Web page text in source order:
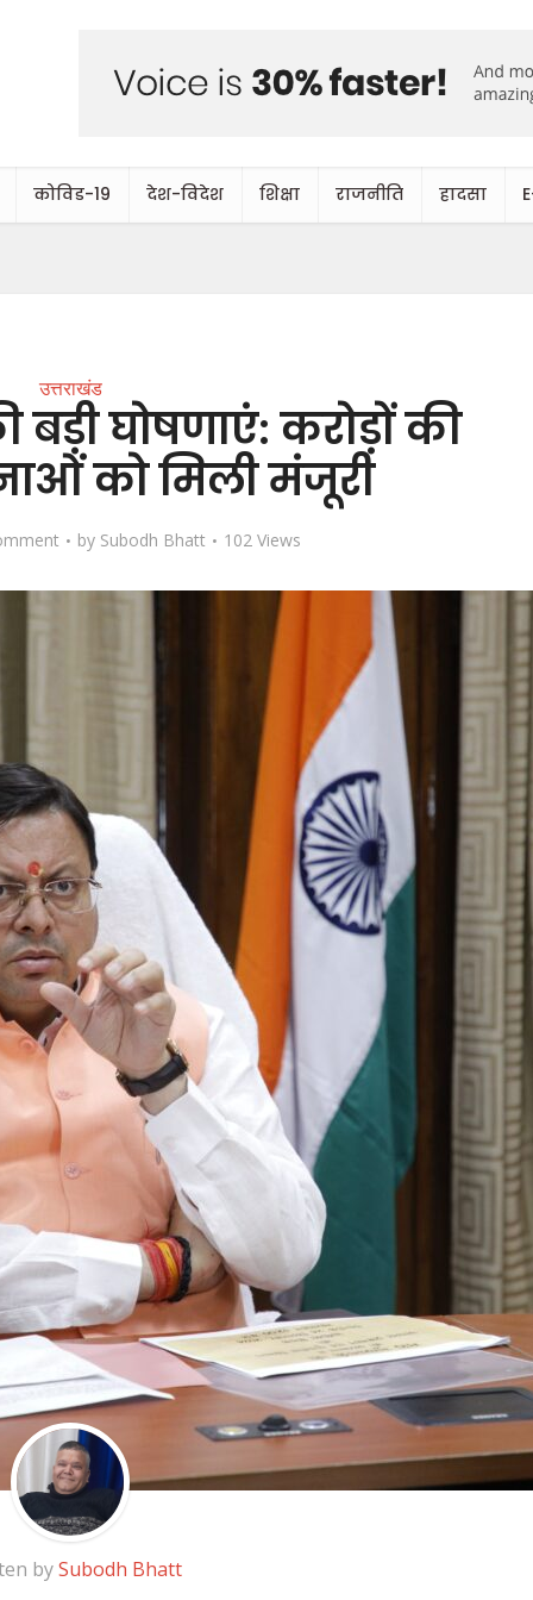
कोविड-19 देश-विदेश शिक्षा राजनीति हादसा
उत्तराखंड
बड़ी घोषणाएं: करोड़ों की
को मिली मंजूरी
by Subodh Bhatt 102 Views
bySubodh Bhatt